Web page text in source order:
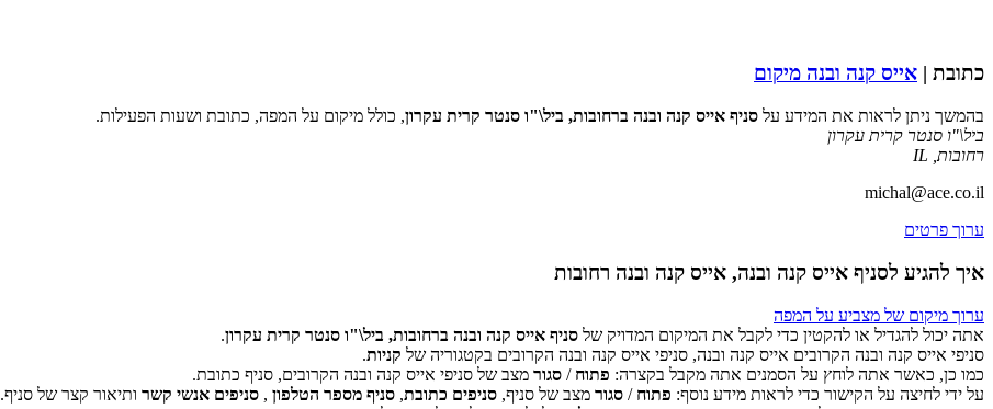
כתובת | אייס קנה ובנה מיקום
בהמשך ניתן לראות את המידע על סניף אייס קנה ובנה ברחובות, ביל\"ו סנטר קרית עקרון, כולל מיקום על המפה, כתובת ושעות הפעילות.
ביל\"ו סנטר קרית עקרון
רחובות IL
michal@ace.co.il
ערוך פרטים
איך להגיע לסניף אייס קנה ובנה, אייס קנה ובנה רחובות
‏דף זה לא יכול לטעון את מפות Google כראוי.
ערוך מיקום של מצביע על המפה
אתה יכול להגדיל או להקטין כדי לקבל את המיקום המדויק של סניף אייס קנה ובנה ברחובות, ביל\"ו סנטר קרית עקרון.
סניפי אייס קנה ובנה הקרובים אייס קנה ובנה, סניפי אייס קנה ובנה הקרובים בקטגוריה של קניות.
כמו כן, כאשר אתה לוחץ על הסמנים אתה מקבל בקצרה: פתוח / סגור מצב של סניפי אייס קנה ובנה הקרובים, סניף כתובת.
על ידי לחיצה על הקישור כדי לראות מידע נוסף: פתוח / סגור מצב של סניף, סניפים כתובת, סניף מספר הטלפון , סניפים אנשי קשר ותיאור קצר של סניף.